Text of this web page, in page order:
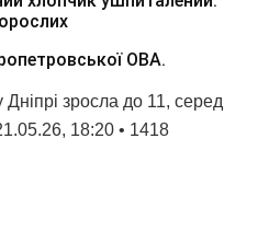
ОВА.
Дніпрі зросла до 11, серед
18:20 • 1418